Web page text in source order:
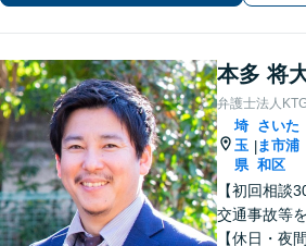
本多 将
弁護士法人
埼
玉
県
|
さいた
ま市浦
和区
【初回相談
交通事故等
【休日・夜